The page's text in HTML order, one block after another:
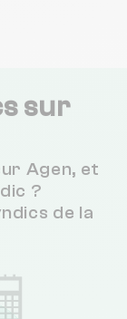
sur
Agen, et
?
de la